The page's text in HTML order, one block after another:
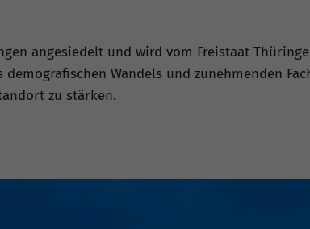
angesiedelt und wird vom Freistaat
Wandels und zunehmenden
zu stärken.